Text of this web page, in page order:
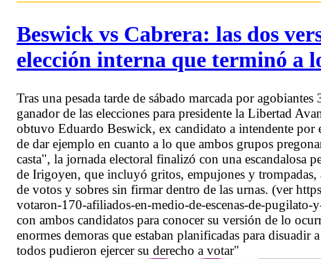
Beswick vs Cabrera: las dos
elección interna que terminó a
Tras una pesada tarde de sábado marcada por
ganador de las elecciones para presidente la Libertad
obtuvo Eduardo Beswick, ex candidato a intendente
de dar ejemplo en cuanto a lo que ambos grupos
casta", la jornada electoral finalizó con una escandalosa
de Irigoyen, que incluyó gritos, empujones y
de votos y sobres sin firmar dentro de las urnas. (ver
votaron-170-afiliados-en-medio-de-escenas-de-
con ambos candidatos para conocer su versión de lo
enormes demoras que estaban planificadas para
todos pudieron ejercer su derecho a votar"